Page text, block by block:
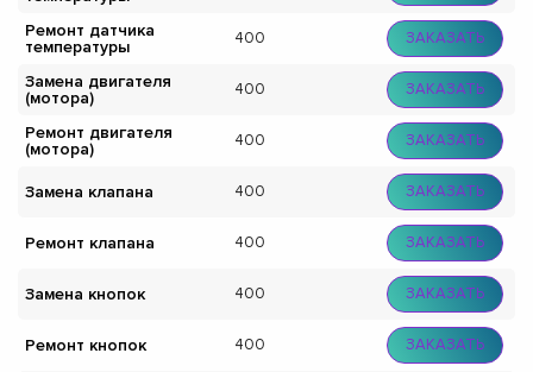
Ремонт датчика
температуры
400 ЗАКАЗАТЬ
Замена двигателя
(мотора)
400 ЗАКАЗАТЬ
Ремонт двигателя
(мотора)
400 ЗАКАЗАТЬ
Замена клапана 400 ЗАКАЗАТЬ
Ремонт клапана 400 ЗАКАЗАТЬ
Замена кнопок 400 ЗАКАЗАТЬ
Ремонт кнопок 400 ЗАКАЗАТЬ